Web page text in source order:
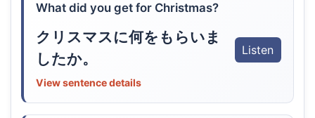
What did you get for Christmas?
クリスマスに何をもらいま
したか。
Listen
View sentence details